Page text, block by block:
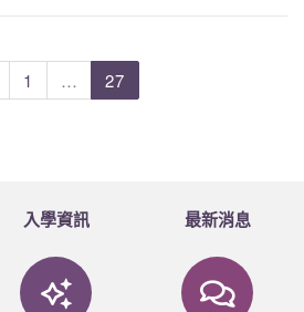
1 … 27
入學資訊 最新消息